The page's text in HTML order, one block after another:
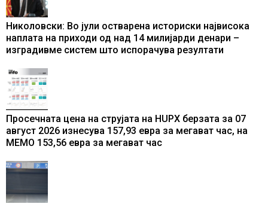
Николовски: Во јули остварена историски највисока
наплата на приходи од над 14 милијарди денари –
изградивме систем што испорачува резултати
Просечната цена на струјата на HUPX берзата за 07
август 2026 изнесува 157,93 евра за мегават час, на
МЕМО 153,56 евра за мегават час